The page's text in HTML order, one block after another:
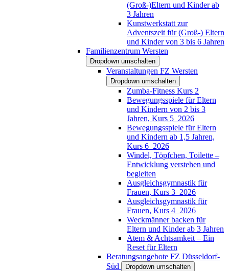
(Groß-)Eltern und Kinder ab
3 Jahren
Kunstwerkstatt zur
Adventszeit für (Groß-) Eltern
und Kinder von 3 bis 6 Jahren
Familienzentrum Wersten
Dropdown umschalten
Veranstaltungen FZ Wersten
Dropdown umschalten
Zumba-Fitness Kurs 2
Bewegungsspiele für Eltern
und Kindern von 2 bis 3
Jahren, Kurs 5_2026
Bewegungsspiele für Eltern
und Kindern ab 1,5 Jahren,
Kurs 6_2026
Windel, Töpfchen, Toilette –
Entwicklung verstehen und
begleiten
Ausgleichsgymnastik für
Frauen, Kurs 3_2026
Ausgleichsgymnastik für
Frauen, Kurs 4_2026
Weckmänner backen für
Eltern und Kinder ab 3 Jahren
Atem & Achtsamkeit – Ein
Reset für Eltern
Beratungsangebote FZ Düsseldorf-
Süd
Dropdown umschalten